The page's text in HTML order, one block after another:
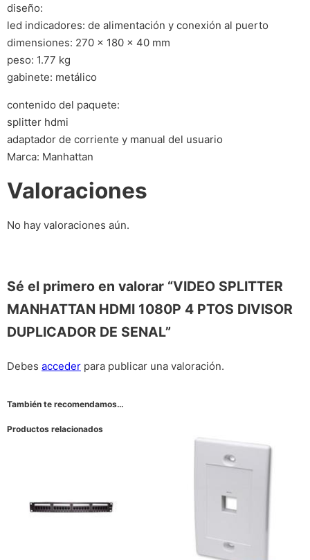
diseño:
led indicadores: de alimentación y conexión al puerto
dimensiones: 270 x 180 x 40 mm
peso: 1.77 kg
gabinete: metálico
contenido del paquete:
splitter hdmi
adaptador de corriente y manual del usuario
Marca: Manhattan
Valoraciones
No hay valoraciones aún.
Sé el primero en valorar “VIDEO SPLITTER
MANHATTAN HDMI 1080P 4 PTOS DIVISOR
DUPLICADOR DE SENAL”
Debes acceder para publicar una valoración.
También te recomendamos…
Productos relacionados